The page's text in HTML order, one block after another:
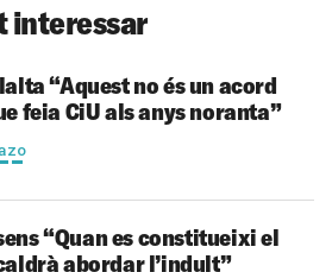
interessar
“Aquest no és un acord
feia CiU als anys noranta”
“Quan es constitueixi el
abordar l’indult”